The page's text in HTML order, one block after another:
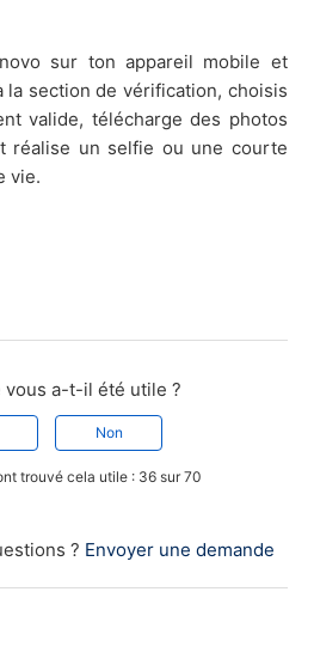
sur ton appareil mobile et
la section de vérification, choisis
valide, télécharge des photos
réalise un selfie ou une courte
vie.
vous a-t-il été utile ?
Non
trouvé cela utile : 36 sur 70
? Envoyer une demande